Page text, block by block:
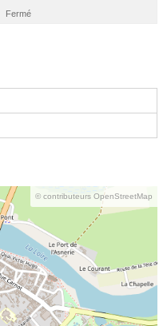
Fermé
© contributeurs OpenStreetMap